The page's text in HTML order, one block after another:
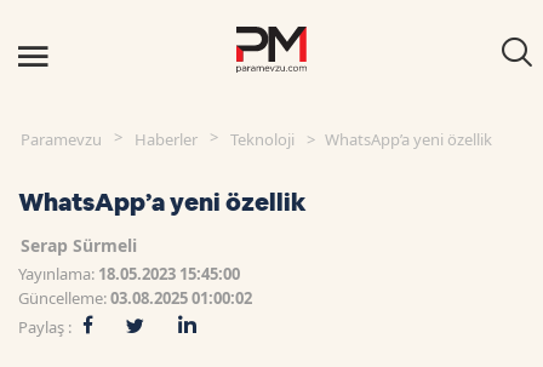
Paramevzu Haberler Teknoloji WhatsApp’a yeni özellik
WhatsApp’a yeni özellik
Serap Sürmeli
Yayınlama: 18.05.2023 15:45:00
Güncelleme:03.08.2025 01:00:02
Paylaş :